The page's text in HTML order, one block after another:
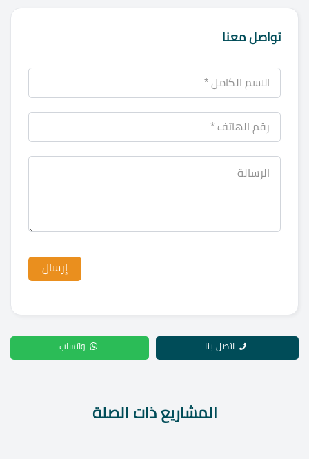
تواصل معنا
اتصل بنا واتساب
المشاريع ذات الصلة